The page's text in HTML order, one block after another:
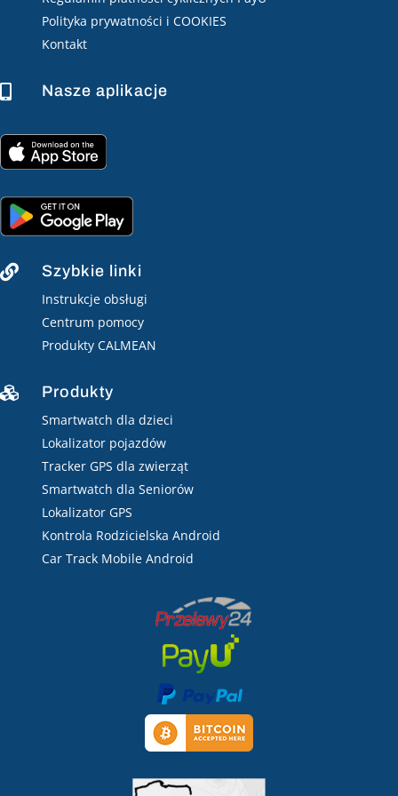
Polityka prywatności i COOKIES
Kontakt
 Nasze aplikacje
 Szybkie linki
Instrukcje obsługi
Centrum pomocy
Produkty CALMEAN
 Produkty
Smartwatch dla dzieci
Lokalizator pojazdów
Tracker GPS dla zwierząt
Smartwatch dla Seniorów
Lokalizator GPS
Kontrola Rodzicielska Android
Car Track Mobile Android